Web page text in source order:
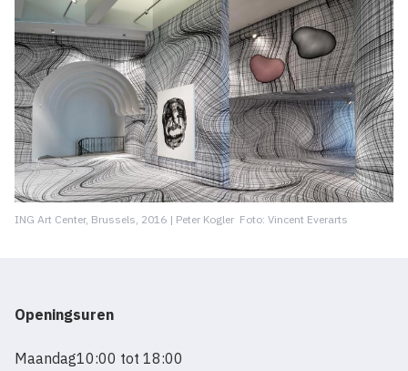
ING Art Center, Brussels, 2016 | Peter Kogler Foto: Vincent Everarts
Openingsuren
Maandag10:00 tot 18:00